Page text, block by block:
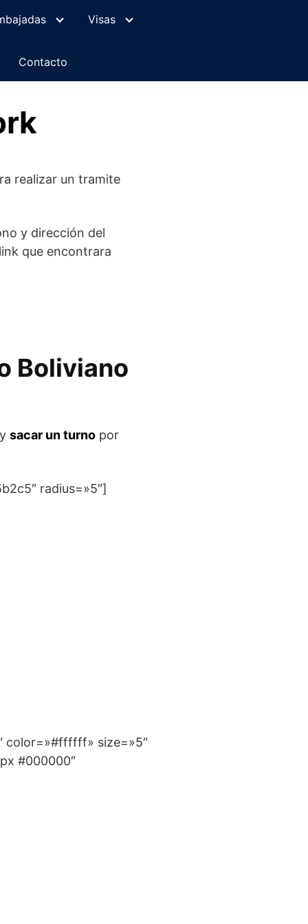
Visas
Contacto
realizar un tramite
y dirección del
que encontrara
Boliviano
sacar un turno por
radius=»5″]
color=»#ffffff» size=»5″
#000000″